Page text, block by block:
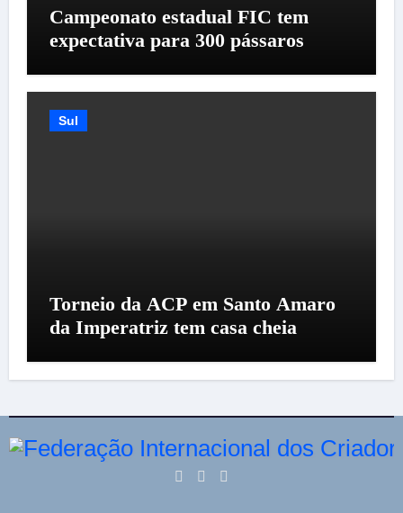
Campeonato estadual FIC tem
expectativa para 300 pássaros
Sul
Torneio da ACP em Santo Amaro
da Imperatriz tem casa cheia